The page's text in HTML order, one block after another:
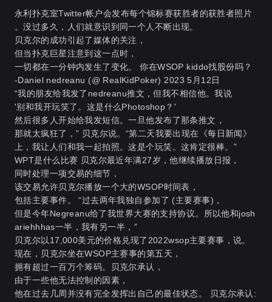
永利扑克室Twitter帐户会发布每个锦标赛获胜者的获胜者照片
。没过多久，人们就意识到同一个人不断出现。
贝克尔的成功引起了媒体的关注，
但当扑克巨星注意到这一点时，
一切都在一分钟内发生了变化。 你在WSOP kiddo找股份吗？
-Daniel nedreanu (@ RealKidPoker) 2023 5月12日
“我的朋友给我发了nedreanu推文，但我不相信他。我说
'别和我开玩笑了。这是什么Photoshop？'
然后很多人开始给我发短信。一旦他发布了那条推文，
那就太疯狂了，” 贝克尔说。“第二天我要出现在《每日新闻》
上，我让人们和我一起拍照。这是个玩笑。这肯定很棒。”
WPT是什么比赛 贝克尔最近年满27岁，他继续播放日报，
同时处理一项交易的细节，
该交易允许贝克尔播放一个大的WSOP时间表，
包括主要事件。 “过去两年我独自参加了 (主要赛事)，
但是今年Negreanu给了我世界大赛的支持协议。所以他和josh
ariehhhas一半，我有另一半，”
贝克尔以17,000美元的价格兑现了2022wsop主要赛事，说。
现在，贝克尔坐在WSOP主赛事的第五天，
拥有超过一百万个筹码。贝克尔承认，
由于一些他无法控制的因素，
他在过去几周并没有完全发挥出自己的最佳状态。 贝克尔承认: